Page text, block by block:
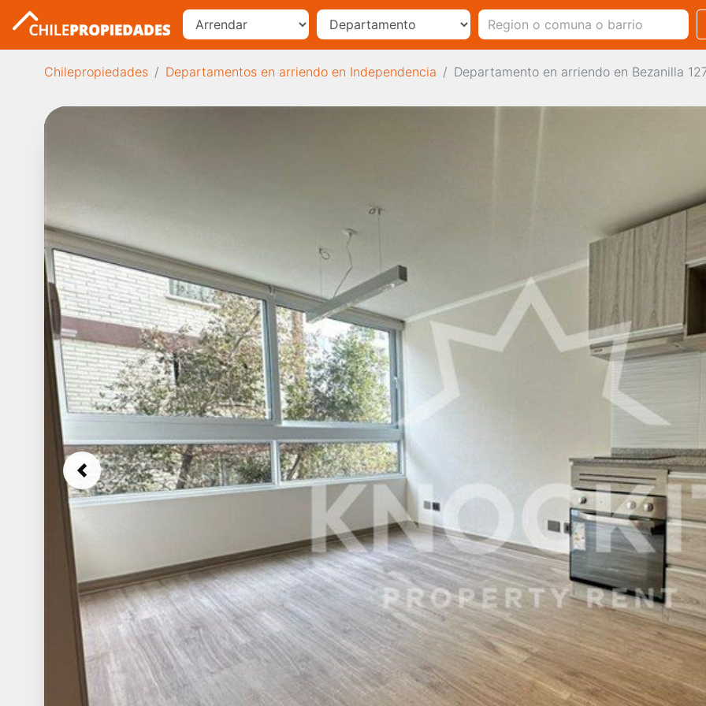
Chilepropiedades Departamentos en arriendo en Independencia Departamento en arriendo en Bezanilla
Previous